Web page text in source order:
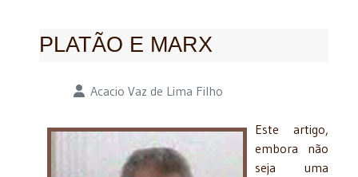
PLATÃO E MARX
Detalhes Acacio Vaz de Lima Filho
Este artigo,
embora não
seja uma